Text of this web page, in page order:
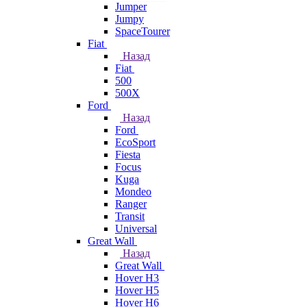
Jumper
Jumpy
SpaceTourer
Fiat
Назад
Fiat
500
500X
Ford
Назад
Ford
EcoSport
Fiesta
Focus
Kuga
Mondeo
Ranger
Transit
Universal
Great Wall
Назад
Great Wall
Hover H3
Hover H5
Hover H6